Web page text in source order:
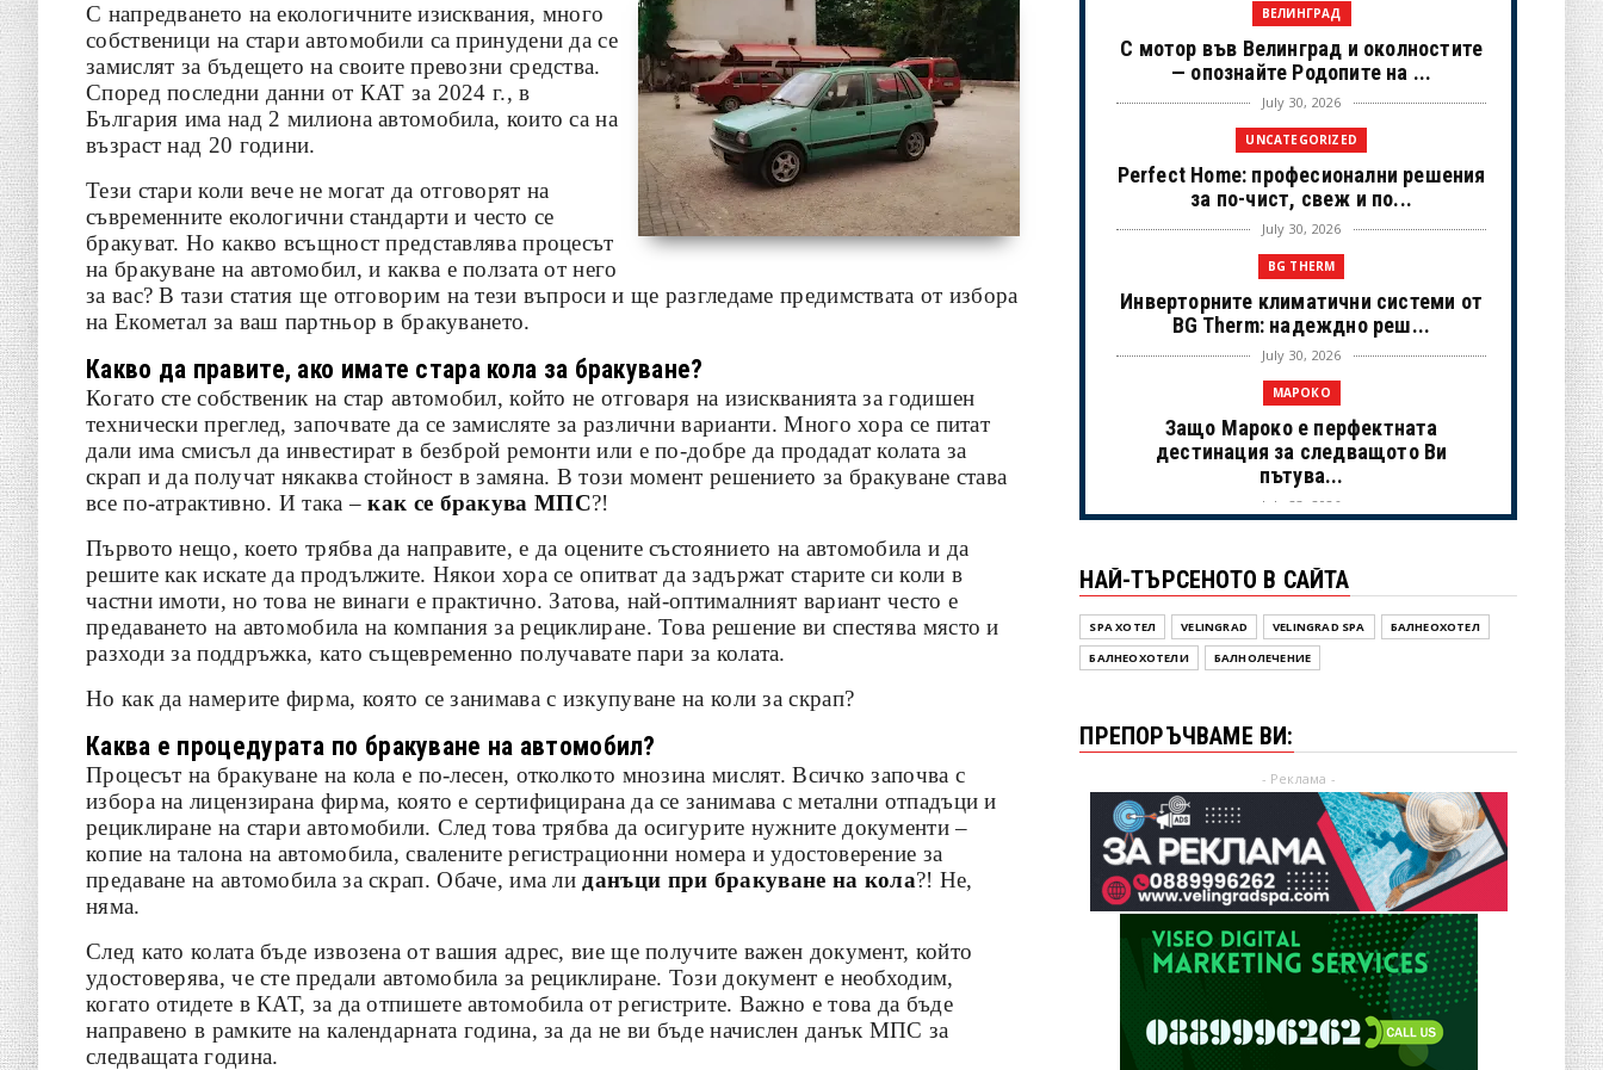
С напредването на екологичните изисквания, много
собственици на стари автомобили са принудени да се
замислят за бъдещето на своите превозни средства.
Според последни данни от КАТ за 2024 г., в
България има над 2 милиона автомобила, които са на
възраст над 20 години.
Тези стари коли вече не могат да отговорят на
съвременните екологични стандарти и често се
бракуват. Но какво всъщност представлява процесът
на бракуване на автомобил, и каква е ползата от него
за вас? В тази статия ще отговорим на тези въпроси и ще разгледаме предимствата от избора
на Екометал за ваш партньор в бракуването.
Какво да правите, ако имате стара кола за бракуване?
Когато сте собственик на стар автомобил, който не отговаря на изискванията за годишен
технически преглед, започвате да се замисляте за различни варианти. Много хора се питат
дали има смисъл да инвестират в безброй ремонти или е по-добре да продадат колата за
скрап и да получат някаква стойност в замяна. В този момент решението за бракуване става
все по-атрактивно. И така –как се бракува МПС?!
Първото нещо, което трябва да направите, е да оцените състоянието на автомобила и да
решите как искате да продължите. Някои хора се опитват да задържат старите си коли в
частни имоти, но това не винаги е практично. Затова, най-оптималният вариант често е
предаването на автомобила на компания за рециклиране. Това решение ви спестява място и
разходи за поддръжка, като същевременно получавате пари за колата.
Но как да намерите фирма, която се занимава с изкупуване на коли за скрап?
Каква е процедурата по бракуване на автомобил?
Процесът на бракуване на кола е по-лесен, отколкото мнозина мислят. Всичко започва с
избора на лицензирана фирма, която е сертифицирана да се занимава с метални отпадъци и
рециклиране на стари автомобили. След това трябва да осигурите нужните документи –
копие на талона на автомобила, свалените регистрационни номера и удостоверение за
предаване на автомобила за скрап. Обаче, има ли данъци при бракуване на кола?! Не,
няма.
След като колата бъде извозена от вашия адрес, вие ще получите важен документ, който
удостоверява, че сте предали автомобила за рециклиране. Този документ е необходим,
когато отидете в КАТ, за да отпишете автомобила от регистрите. Важно е това да бъде
направено в рамките на календарната година, за да не ви бъде начислен данък МПС за
следващата година.
ВЕЛИНГРАД
С мотор във Велинград и околностите
— опознайте Родопите на ...
July 30, 2026
UNCATEGORIZED
Perfect Home: професионални решения
за по-чист, свеж и по...
July 30, 2026
BG THERM
Инверторните климатични системи от
BG Therm: надеждно реш...
July 30, 2026
МАРОКО
Защо Мароко е перфектната
дестинация за следващото Ви
пътува...
July 23, 2026
Стар покрив, нов живот: модерни
решения за дълготраен покрив...
May 29, 2026
UNCATEGORIZED
March 05, 2026
UNCATEGORIZED
Пътна помощ Велинград
March 05, 2026
ЯМБОЛ
February 23, 2026
UNCATEGORIZED
Професионални котлони за кухня:
Пълно ръководство при избор
January 22, 2026
НАЙ-ТЪРСЕНОТО В САЙТА
SPA ХОТЕЛ VELINGRAD VELINGRAD SPA
БАЛНЕОХОТЕЛ
БАЛНЕОХОТЕЛИ
БАЛНОЛЕЧЕНИЕ
ПРЕПОРЪЧВАМЕ ВИ:
- Реклама -